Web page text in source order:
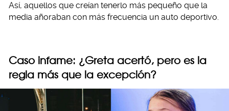
Así, aquellos que creían tenerlo más pequeño que la
media añoraban con más frecuencia un auto deportivo.
Caso infame: ¿Greta acertó, pero es la
regla más que la excepción?